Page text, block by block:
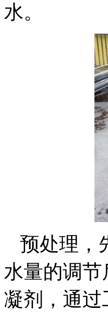
水。
预处理，
水量的调
凝剂，通